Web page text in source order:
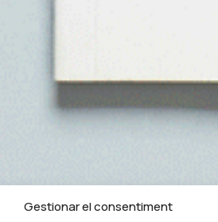
Gestionar el consentiment